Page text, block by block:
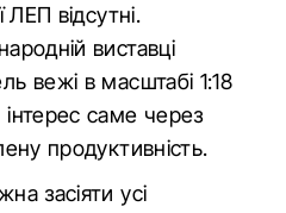
ЛЕП відсутні.
виставці
вежі в масштабі 1:18
саме через
продуктивність.
засіяти усі